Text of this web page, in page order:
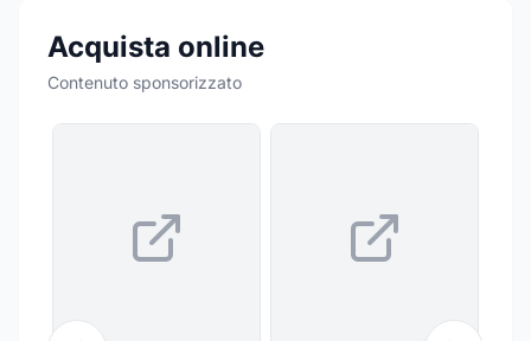
Acquista online
Contenuto sponsorizzato